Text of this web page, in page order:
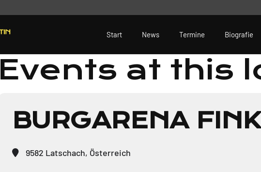
Start News Termine Biografie
Events at this
BURGARENA
9582 Latschach, Österreich